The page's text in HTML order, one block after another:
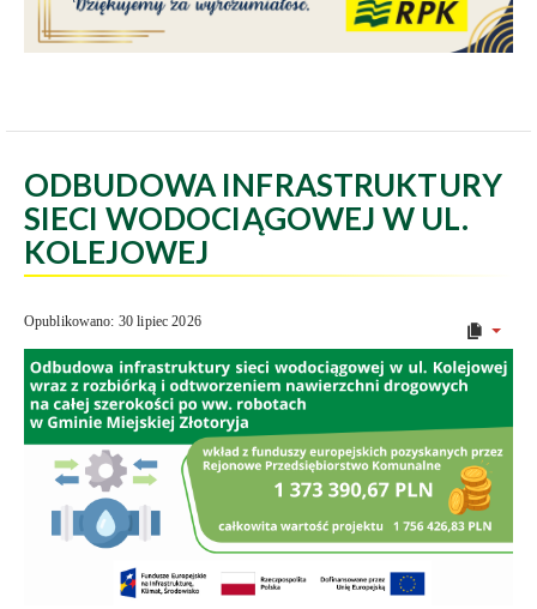
ODBUDOWA INFRASTRUKTURY
SIECI WODOCIĄGOWEJ W UL.
KOLEJOWEJ
Opublikowano: 30 lipiec 2026